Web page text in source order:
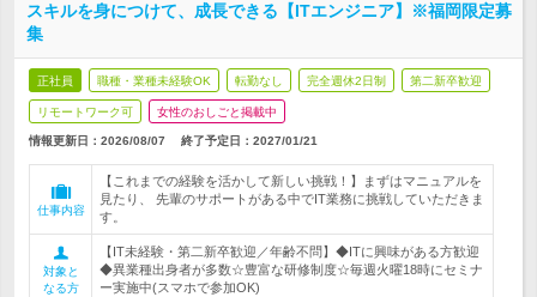
スキルを身につけて、成長できる【ITエンジニア】※福岡限定募
集
正社員 職種・業種未経験OK 転勤なし 完全週休2日制 第二新卒歓迎
リモートワーク可 女性のおしごと掲載中
情報更新日：2026/08/07 終了予定日： 2027/01/21
仕事内容
【これまでの経験を活かして新しい挑戦！】まずはマニュアルを
見たり、 先輩のサポートがある中でIT業務に挑戦していただきま
す。
対象と
なる方
【IT未経験・第二新卒歓迎／年齢不問】◆ITに興味がある方歓迎
◆異業種出身者が多数☆豊富な研修制度☆毎週火曜18時にセミナ
ー実施中(スマホで参加OK)